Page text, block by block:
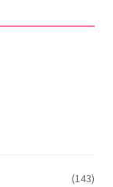
(143)